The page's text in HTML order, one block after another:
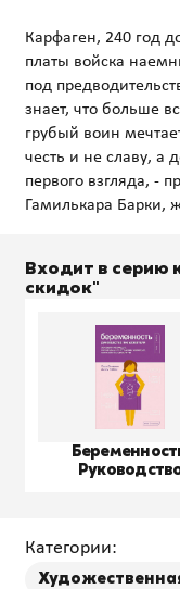
Карфаген, 240 год
платы войска
под
знает, что больше
грубый воин
честь и не славу, а
первого взгляда, -
Входит в серию
скидок"
Категории: